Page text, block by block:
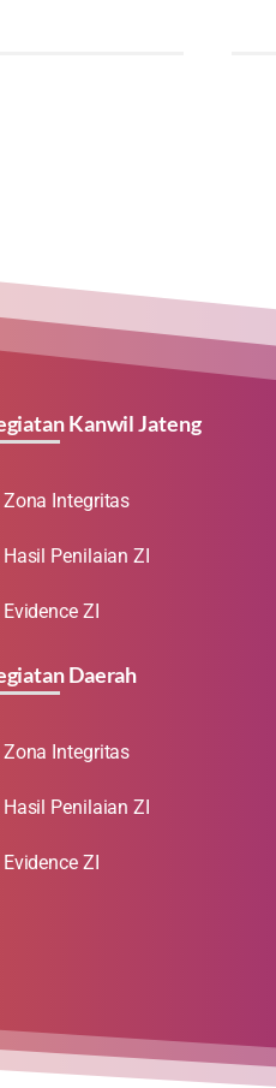
Kanwil Jateng
Zona Integritas
Hasil Penilaian ZI
Evidence ZI
Daerah
Zona Integritas
Hasil Penilaian ZI
Evidence ZI